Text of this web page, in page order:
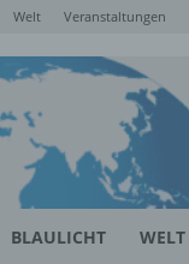
Welt Veranstaltungen
BLAULICHT WELT